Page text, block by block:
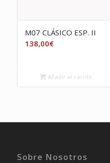
M07 CLÁSICO ESP. II
138,00€
Añadir al carrito
Sobre Nosotros